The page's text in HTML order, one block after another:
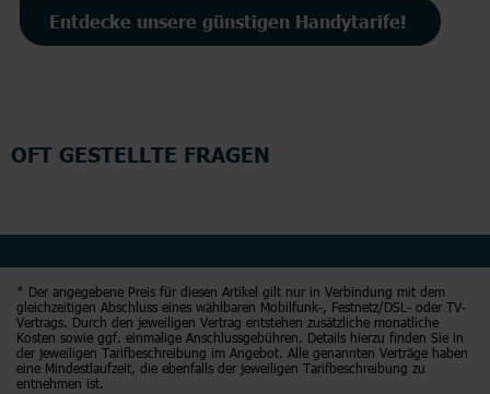
Entdecke unsere günstigen Handytarife!
OFT GESTELLTE FRAGEN
* Der angegebene Preis für diesen Artikel gilt nur in Verbindung mit dem
gleichzeitigen Abschluss eines wählbaren Mobilfunk-, Festnetz/DSL- oder TV-
Vertrags. Durch den jeweiligen Vertrag entstehen zusätzliche monatliche
Kosten sowie ggf. einmalige Anschlussgebühren. Details hierzu finden Sie in
der jeweiligen Tarifbeschreibung im Angebot. Alle genannten Verträge haben
eine Mindestlaufzeit, die ebenfalls der jeweiligen Tarifbeschreibung zu
entnehmen ist.